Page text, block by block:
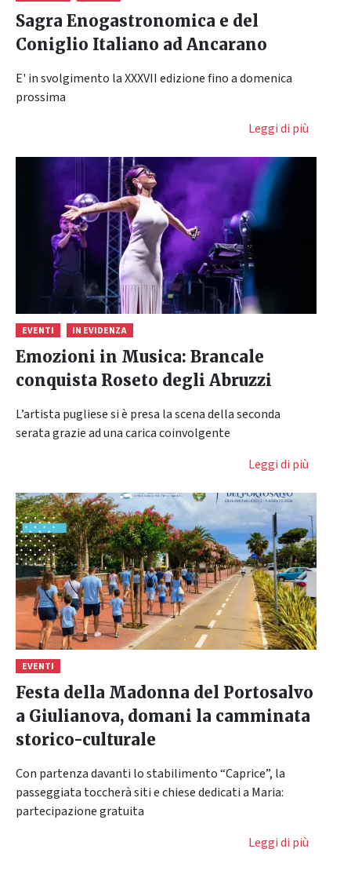
Sagra Enogastronomica e del
Coniglio Italiano ad Ancarano
E' in svolgimento la XXXVII edizione fino a domenica
prossima
Leggi di più
EVENTI IN EVIDENZA
Emozioni in Musica: Brancale
conquista Roseto degli Abruzzi
L’artista pugliese si è presa la scena della seconda
serata grazie ad una carica coinvolgente
Leggi di più
EVENTI
Festa della Madonna del Portosalvo
a Giulianova, domani la camminata
storico-culturale
Con partenza davanti lo stabilimento “Caprice”, la
passeggiata toccherà siti e chiese dedicati a Maria:
partecipazione gratuita
Leggi di più